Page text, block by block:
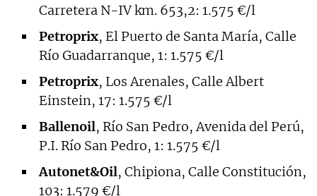
Carretera N-IV km. 653,2: 1.575 €/l
Petroprix, El Puerto de Santa María, Calle
Río Guadarranque, 1: 1.575 €/l
Petroprix, Los Arenales, Calle Albert
Einstein, 17: 1.575 €/l
Ballenoil, Río San Pedro, Avenida del Perú,
P.I. Río San Pedro, 1: 1.575 €/l
Autonet&Oil, Chipiona, Calle Constitución,
103: 1.579 €/l